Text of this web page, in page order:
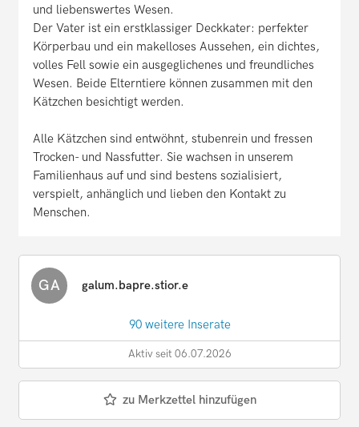
und liebenswertes Wesen.
Der Vater ist ein erstklassiger Deckkater: perfekter
Körperbau und ein makelloses Aussehen, ein dichtes,
volles Fell sowie ein ausgeglichenes und freundliches
Wesen. Beide Elterntiere können zusammen mit den
Kätzchen besichtigt werden.
Alle Kätzchen sind entwöhnt, stubenrein und fressen
Trocken- und Nassfutter. Sie wachsen in unserem
Familienhaus auf und sind bestens sozialisiert,
verspielt, anhänglich und lieben den Kontakt zu
Menschen.
GA galum.bapre.stior.e
90 weitere Inserate
Aktiv seit 06.07.2026
zu Merkzettel hinzufügen